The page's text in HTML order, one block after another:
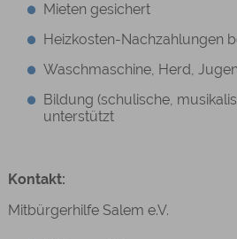
Mieten gesichert
Heizkosten-Nachzahlungen
Waschmaschine, Herd,
Bildung (schulische,
unterstützt
Kontakt:
Mitbürgerhilfe Salem e.V.